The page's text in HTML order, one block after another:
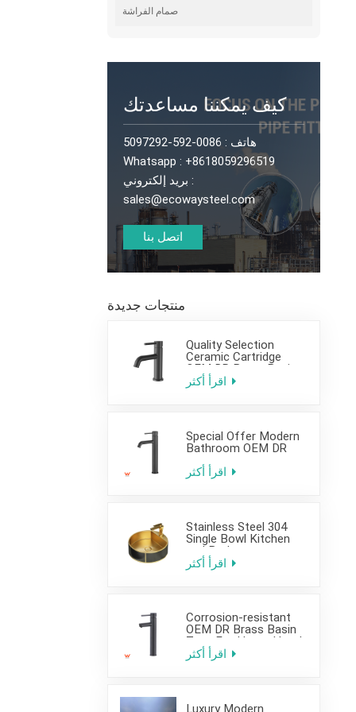
صمام الفراشة
كيف يمكننا مساعدتك
هاتف : 0086-592-5097292
Whatsapp : +8618059296519
بريد إلكتروني :
sales@ecowaysteel.com
اتصل بنا
منتجات جديدة
Quality Selection
Ceramic Cartridge
OEM DR Brass Basin
Taps For Home Hotel
Bathroom Use
Special Offer Modern
Bathroom OEM DR
Home Hotel Project
Use
Stainless Steel 304
Single Bowl Kitchen
and Bathroom
Countertop Sink
Corrosion-resistant
OEM DR Brass Basin
Taps For Home Hotel
Project Use
Luxury Modern